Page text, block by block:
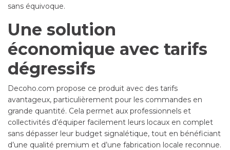
sans équivoque.
Une solution
économique avec tarifs
dégressifs
Decoho.com propose ce produit avec des tarifs
avantageux, particulièrement pour les commandes en
grande quantité. Cela permet aux professionnels et
collectivités d’équiper facilement leurs locaux en complet
sans dépasser leur budget signalétique, tout en bénéficiant
d’une qualité premium et d’une fabrication locale reconnue.